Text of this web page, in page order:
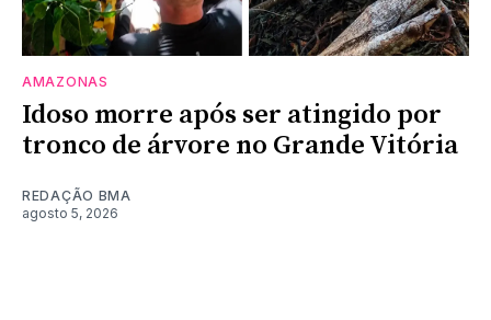
AMAZONAS
Idoso morre após ser atingido por
tronco de árvore no Grande Vitória
REDAÇÃO BMA
agosto 5, 2026